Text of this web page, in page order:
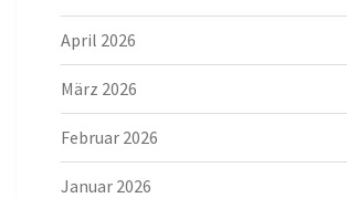
April 2026
März 2026
Februar 2026
Januar 2026